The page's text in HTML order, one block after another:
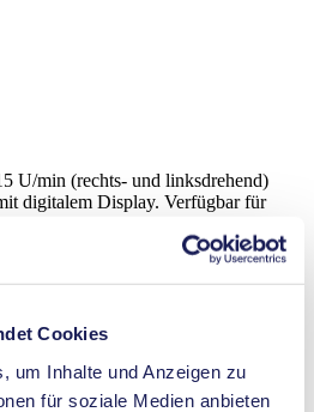
Cookies
um Inhalte und Anzeigen zu
für soziale Medien anbieten
U/min (rechts- und linksdrehend)
digitalem Display. Verfügbar für
rechts oder links möglich
Vakuumdichtung